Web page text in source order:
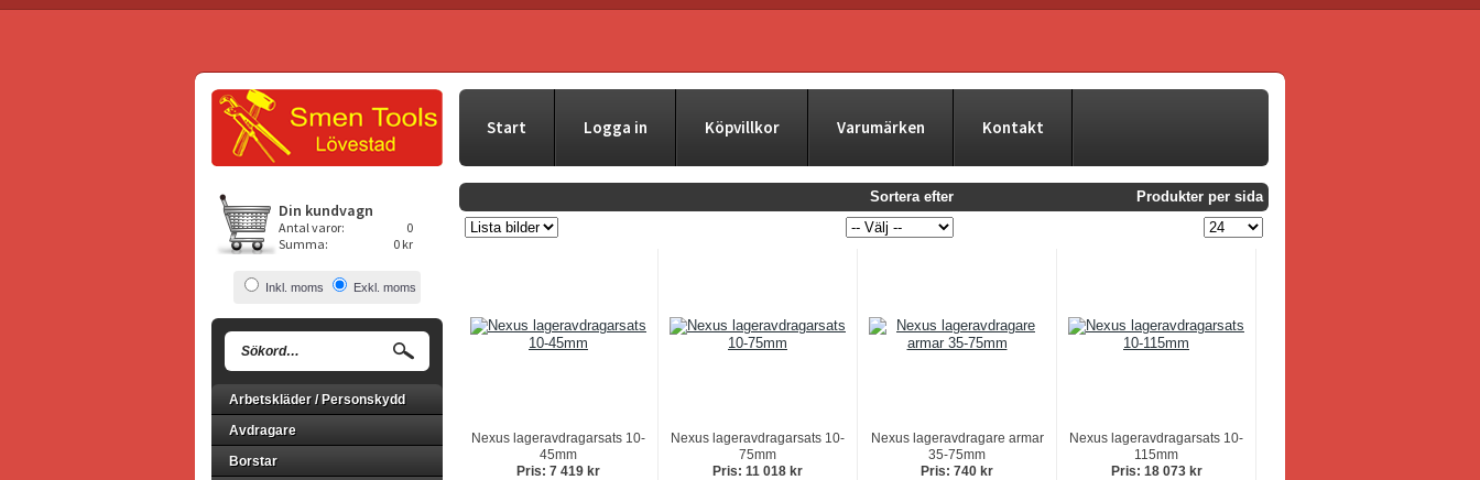
Start Logga in Köpvillkor Varumärken Kontakt
Din kundvagn
Antal varor:
0
Summa:
0 kr
Inkl. moms Exkl. moms
Arbetskläder / Personskydd
Avdragare
Borstar
Sortera efter Produkter per sida
Nexus lageravdragarsats 10-
45mm
Pris: 7 419 kr
Nexus lageravdragarsats 10-
75mm
Pris: 11 018 kr
Nexus lageravdragare armar
35-75mm
Pris: 740 kr
Nexus lageravdragarsats 10-
115mm
Pris: 18 073 kr